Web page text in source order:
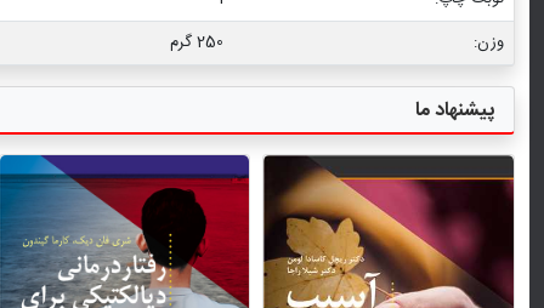
وزن:
250 گرم
پیشنهاد ما